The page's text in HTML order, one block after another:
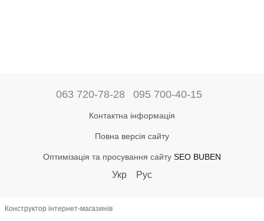
063 720-78-28 095 700-40-15
Контактна інформація
Повна версія сайту
Оптимізація та просування сайту SEO BUBEN
Укр Рус
Конструктор інтернет-магазинів